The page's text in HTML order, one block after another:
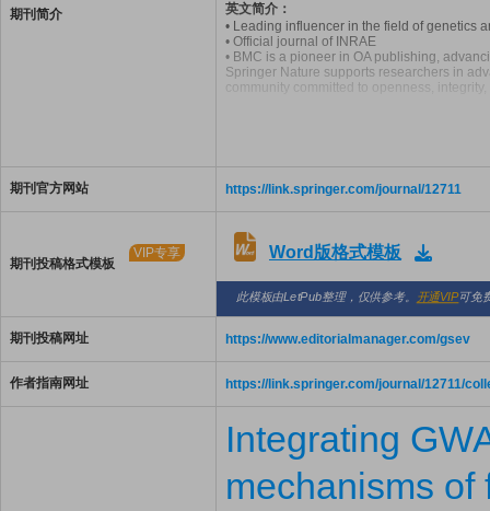
期刊简介
英文简介：
• Leading influencer in the field of genetics
• Official journal of INRAE
• BMC is a pioneer in OA publishing,
Springer Nature supports researchers in
community committed to openness,
期刊官方网站 https://link.springer.com/journal/12711
期刊投稿格式模板
VIP专享 Word版格式模板
此模板由LetPub整理，仅供参考。 开通VIP可免
期刊投稿网址 https://www.editorialmanager.com/gsev
作者指南网址 https://link.springer.com/journal/12711/
Integrating
mechanisms of